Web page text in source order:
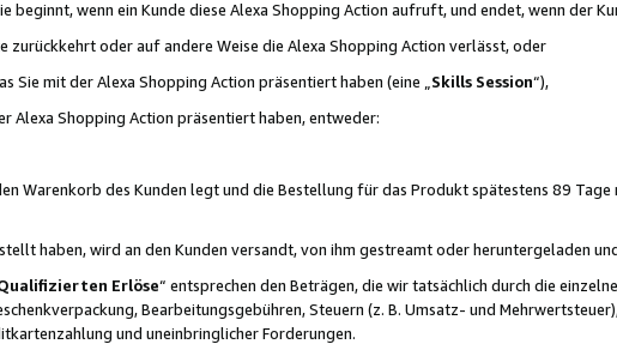
wenn ein Kunde diese Alexa Shopping Action aufruft, und endet, wenn der
oder auf andere Weise die Alexa Shopping Action verlässt, oder
mit der Alexa Shopping Action präsentiert haben (eine „ Skills Session“),
Alexa Shopping Action präsentiert haben, entweder:
Warenkorb des Kunden legt und die Bestellung für das Produkt spätestens 89 Tage
haben, wird an den Kunden versandt, von ihm gestreamt oder heruntergeladen
Erlöse“ entsprechen den Beträgen, die wir tatsächlich durch die
Bearbeitungsgebühren, Steuern (z. B. Umsatz- und
und uneinbringlicher Forderungen.